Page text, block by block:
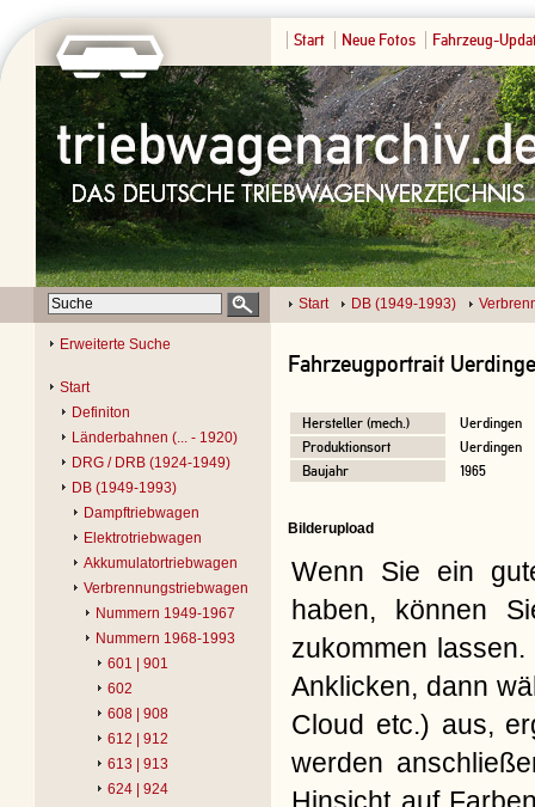
Start Neue Fotos Fahrzeug-
Start DB (1949-1993)
Erweiterte Suche
Start
Definiton
Länderbahnen (... - 1920)
DRG / DRB (1924-1949)
DB (1949-1993)
Dampftriebwagen
Elektrotriebwagen
Akkumulatortriebwagen
Verbrennungstriebwagen
Nummern 1949-1967
Nummern 1968-1993
601 | 901
602
608 | 908
612 | 912
613 | 913
624 | 924
Fahrzeugportrait
Hersteller (mech.)
Uerdingen
Produktionsort
Uerdingen
Baujahr
1965
Bilderupload
Wenn Sie ein
haben, können
zukommen
Anklicken, dann
Cloud etc.) aus,
werden
Hinsicht auf